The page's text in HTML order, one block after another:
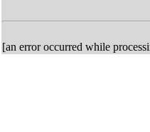
[an error occurred while